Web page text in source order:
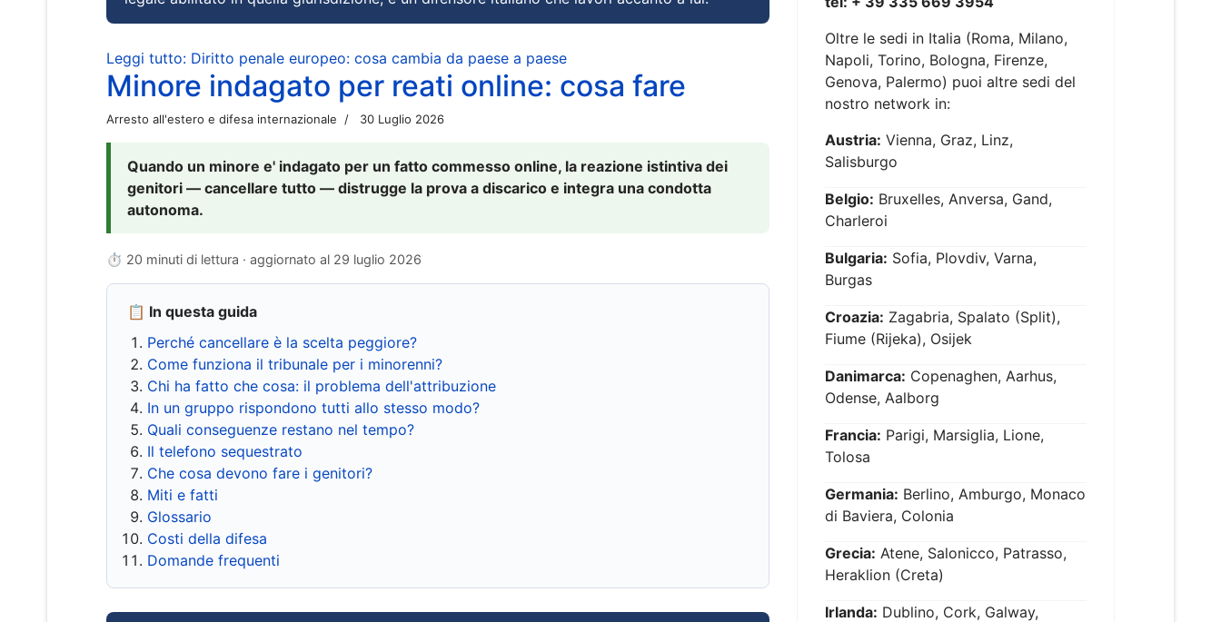
Leggi tutto: Diritto penale europeo: cosa cambia da paese a paese
Minore indagato per reati online: cosa fare
Arresto all'estero e difesa internazionale 30 Luglio 2026
Quando un minore e' indagato per un fatto commesso online, la reazione istintiva dei
genitori — cancellare tutto — distrugge la prova a discarico e integra una condotta
autonoma.
⏱ 20 minuti di lettura · aggiornato al 29 luglio 2026
📋 In questa guida
Perché cancellare è la scelta peggiore?
Come funziona il tribunale per i minorenni?
Chi ha fatto che cosa: il problema dell'attribuzione
In un gruppo rispondono tutti allo stesso modo?
Quali conseguenze restano nel tempo?
Il telefono sequestrato
Che cosa devono fare i genitori?
Miti e fatti
Glossario
Costi della difesa
Domande frequenti
Oltre le sedi in Italia (Roma, Milano,
Napoli, Torino, Bologna, Firenze,
Genova, Palermo) puoi altre sedi del
nostro network in:
Austria: Vienna, Graz, Linz,
Salisburgo
Belgio: Bruxelles, Anversa, Gand,
Charleroi
Bulgaria: Sofia, Plovdiv, Varna,
Burgas
Croazia: Zagabria, Spalato (Split),
Fiume (Rijeka), Osijek
Danimarca: Copenaghen, Aarhus,
Odense, Aalborg
Francia: Parigi, Marsiglia, Lione,
Tolosa
Germania: Berlino, Amburgo, Monaco
di Baviera, Colonia
Grecia: Atene, Salonicco, Patrasso,
Heraklion (Creta)
Irlanda: Dublino, Cork, Galway,